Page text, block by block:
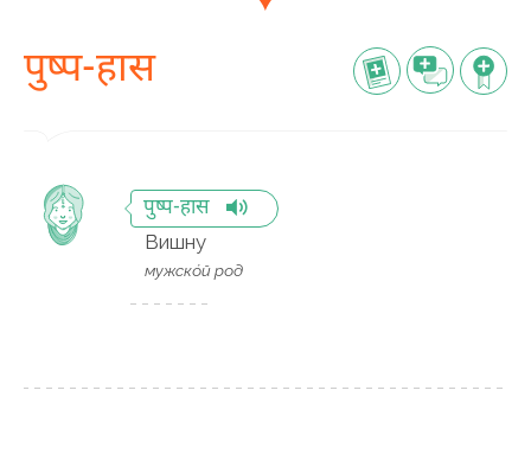
पुष्प-हास
पुष्प-हास
Вишну
мужско́й род